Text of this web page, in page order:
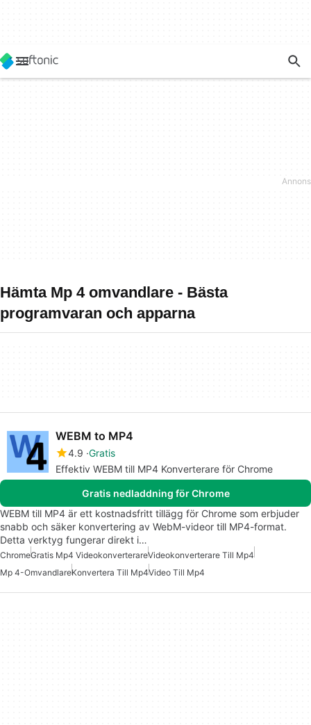
Hämta Mp 4 omvandlare - Bästa
programvaran och apparna
WEBM to MP4
4.9 Gratis
Effektiv WEBM till MP4 Konverterare för Chrome
Gratis nedladdning för Chrome
WEBM till MP4 är ett kostnadsfritt tillägg för Chrome som erbjuder
snabb och säker konvertering av WebM-videor till MP4-format.
Detta verktyg fungerar direkt i…
ChromeGratis Mp4 VideokonverterareVideokonverterare Till Mp4
Mp 4-OmvandlareKonvertera Till Mp4Video Till Mp4